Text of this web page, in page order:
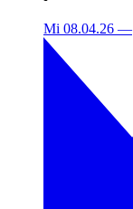
Mi 08.04.26 —